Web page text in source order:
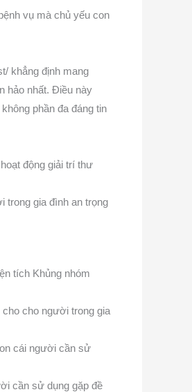
vụ mà chủ yếu con
khẳng định mang
hảo nhất. Điều này
phần đa đáng tin
động giải trí thư
trong gia đình an trọng
tích Khủng nhóm
cho cho người trong gia
cái người cần sử
cần sử dụng gặp đề